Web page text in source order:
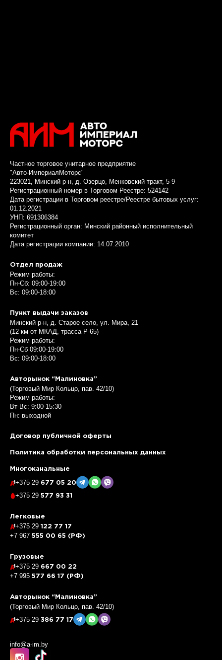
Частное торговое унитарное предприятие
"Авто-ИмпериалМоторс"
223021, Минский р-н, д. Озерцо, Менковский тракт, 5-9
Регистрационный номер в Торговом Реестре: 524142
Дата регистрации в Торговом реестре/Реестре бытовых услуг:
01.12.2021
УНП: 691306384
Регистрационный орган: Минский районный исполнительный
комитет
Дата регистрации компании: 14.07.2010
Отдел продаж
Режим работы:
Пн-Сб: 09:00-19:00
Вс: 09:00-18:00
Пункт выдачи заказов
Минский р-н, д. Старое село, ул. Мира, 21
(12 км от МКАД, трасса P-65)
Режим работы:
Пн-Сб 09:00-19:00
Вс: 09:00-18:00
Авторынок “Малиновка”
(Торговый Мир Кольцо, пав. 42/10)
Режим работы:
Вт-Вс: 9:00-15:30
Пн: выходной
Договор публичной оферты
Политика обработки персональных данных
Многоканальные
+375 29 677 05 20
+375 29 577 93 31
Легковые
+375 29 122 77 17
+7 967 555 00 65 (РФ)
Грузовые
+375 29 667 00 22
+7 995 577 66 17 (РФ)
Авторынок “Малиновка”
(Торговый Мир Кольцо, пав. 42/10)
+375 29 386 77 17
info@a-im.by